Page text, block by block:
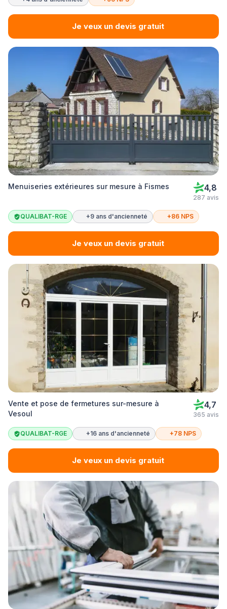
Je veux un devis gratuit
Menuiseries extérieures sur mesure à Fismes 4,8
287 avis
QUALIBAT-RGE +9 ans d'ancienneté +86 NPS
Je veux un devis gratuit
Vente et pose de fermetures sur-mesure à
Vesoul
4,7
365 avis
QUALIBAT-RGE +16 ans d'ancienneté +78 NPS
Je veux un devis gratuit